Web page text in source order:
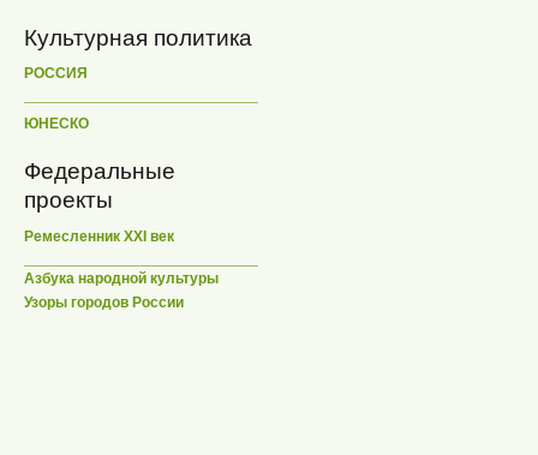
Культурная политика
РОССИЯ
ЮНЕСКО
Федеральные
проекты
Ремесленник XXI век
Азбука народной культуры
Узоры городов России